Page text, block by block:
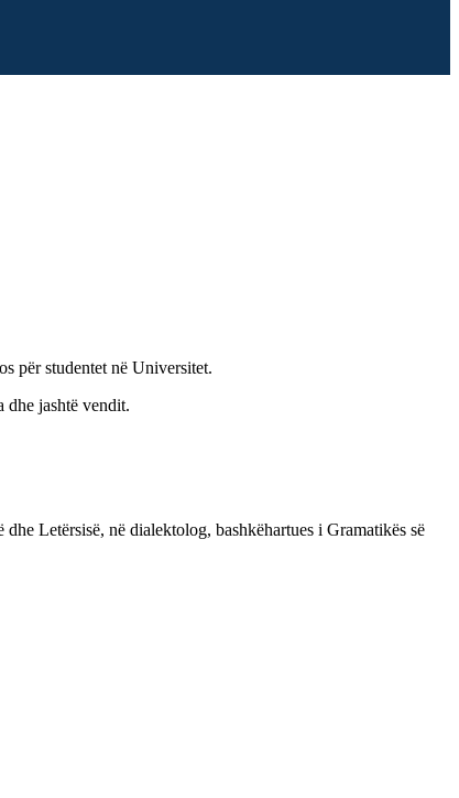
për studentet në Universitet.
dhe jashtë vendit.
Letërsisë, në dialektolog, bashkëhartues i Gramatikës së